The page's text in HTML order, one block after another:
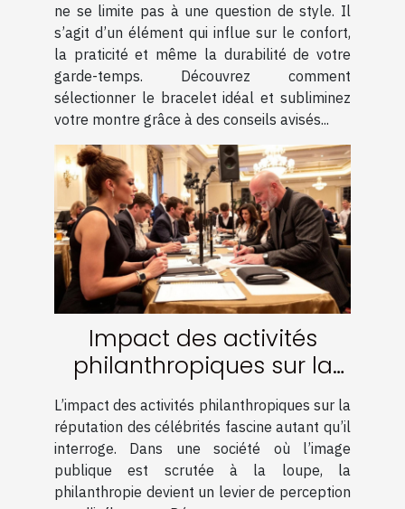
ne se limite pas à une question de style. Il
s’agit d’un élément qui influe sur le confort,
la praticité et même la durabilité de votre
garde-temps. Découvrez comment
sélectionner le bracelet idéal et subliminez
votre montre grâce à des conseils avisés...
Impact des activités
philanthropiques sur la
réputation des célébrités
L’impact des activités philanthropiques sur la
réputation des célébrités fascine autant qu’il
interroge. Dans une société où l’image
publique est scrutée à la loupe, la
philanthropie devient un levier de perception